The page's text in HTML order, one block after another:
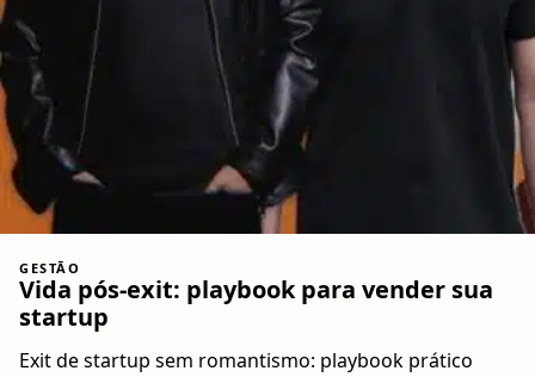
GESTÃO
Vida pós-exit: playbook para vender sua
startup
Exit de startup sem romantismo: playbook prático